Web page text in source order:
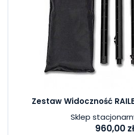
Zestaw Widoczność
Sklep
960,00 zł